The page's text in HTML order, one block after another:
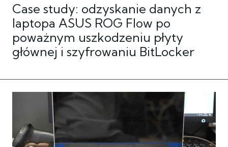
Case study: odzyskanie danych z
laptopa ASUS ROG Flow po
poważnym uszkodzeniu płyty
głównej i szyfrowaniu BitLocker